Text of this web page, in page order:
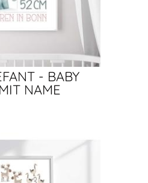
- BABY
NAME